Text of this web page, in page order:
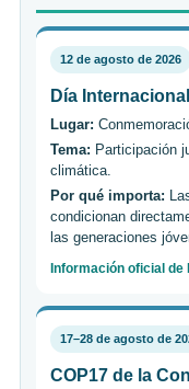
12 de agosto de 2026
Día
Lugar:
Tema: Participación
climática.
Por qué importa:
condicionan
las generaciones
Información oficial
17–28 de agosto de
COP17 de la